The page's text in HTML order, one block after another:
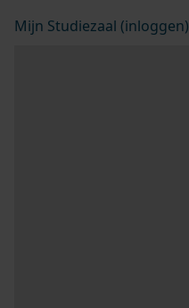
Mijn Studiezaal (inloggen)